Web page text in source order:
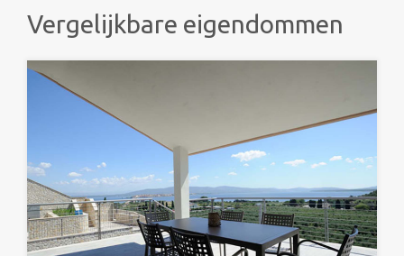
Vergelijkbare eigendommen